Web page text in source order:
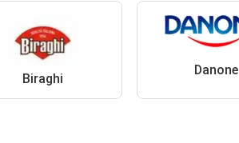
Biraghi
Danone